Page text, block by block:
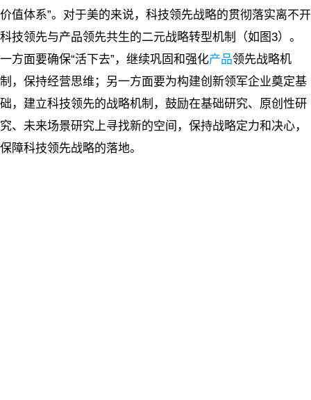
价值体系”。对于美的来说，科技领先战略的贯彻落实离不开
科技领先与产品领先共生的二元战略转型机制（如图3）。
一方面要确保“活下去”，继续巩固和强化产品领先战略机
制，保持经营思维；另一方面要为构建创新领军企业奠定基
础，建立科技领先的战略机制，鼓励在基础研究、原创性研
究、未来场景研究上寻找新的空间，保持战略定力和决心，
保障科技领先战略的落地。